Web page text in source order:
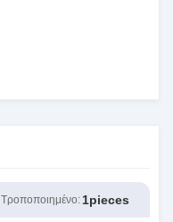
Τροποποιημένο: 1pieces